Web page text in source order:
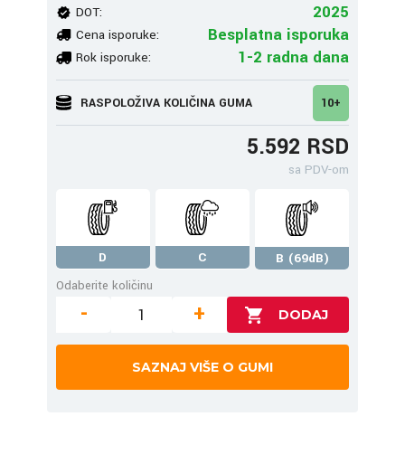
DOT: 2025
Cena isporuke: Besplatna isporuka
Rok isporuke: 1-2 radna dana
RASPOLOŽIVA KOLIČINA GUMA 10+
5.592 RSD
sa PDV-om
D C
B (69dB)
Odaberite količinu
- +
SAZNAJ VIŠE O GUMI